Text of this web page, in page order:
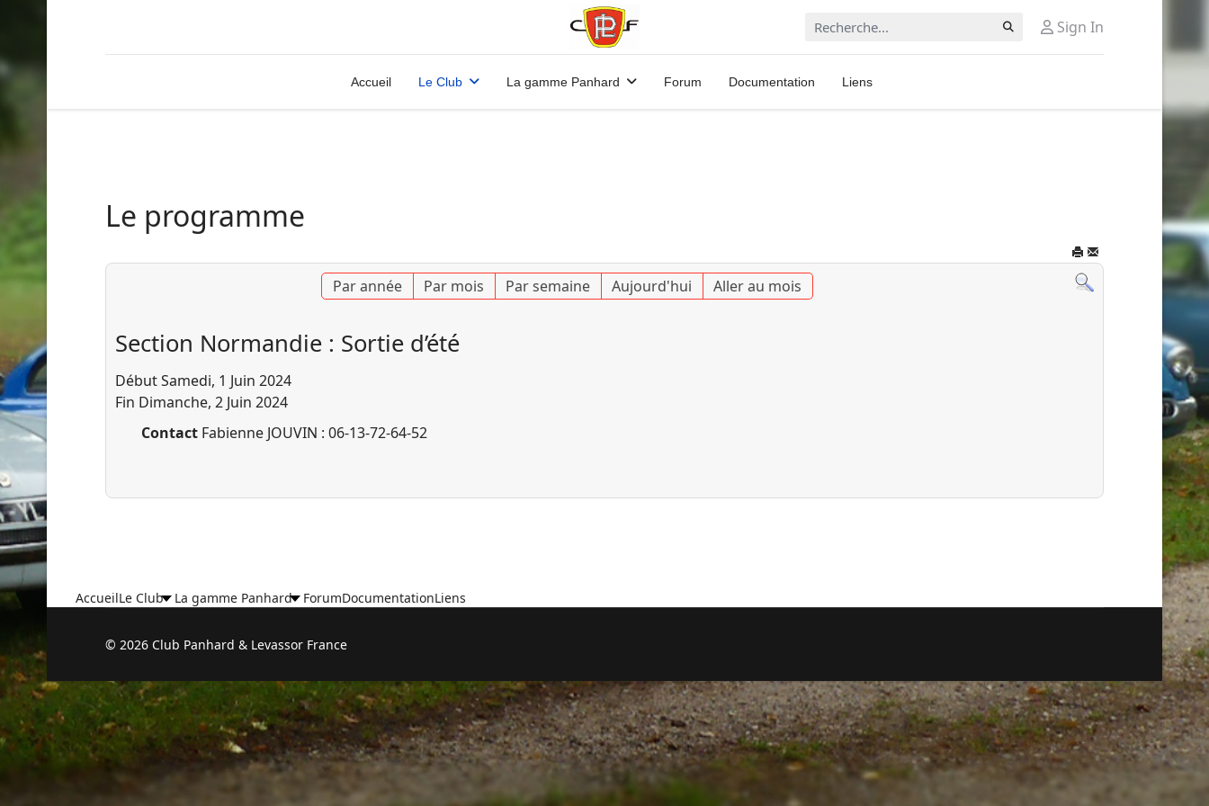
Rechercher Sign In
Accueil Le Club La gamme Panhard Forum Documentation Liens
Le programme
Par année Par mois Par semaine Aujourd'hui Aller au mois
Section Normandie : Sortie d’été
Début Samedi, 1 Juin 2024
Fin Dimanche, 2 Juin 2024
Contact Fabienne JOUVIN : 06-13-72-64-52
AccueilLe Club La gamme Panhard ForumDocumentationLiens
© 2026 Club Panhard & Levassor France